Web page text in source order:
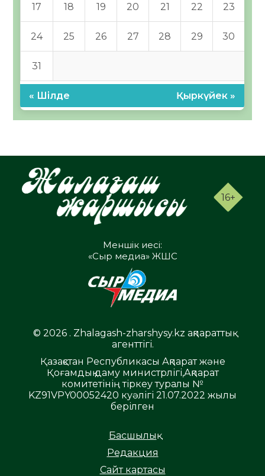
17 18 19 20 21 22 23
24 25 26 27 28 29 30
31
« Шілде Қыркүйек »
16+
Меншік иесі:
«Сыр медиа» ЖШС
© 2026 . Zhalagash-zharshysy.kz ақпараттық
агенттігі.
Қазақстан Республикасы Ақпарат және
Қоғамдық даму министрлігі,Ақпарат
комитетінің тіркеу туралы №
KZ91VPY00052420 куәлігі 21.07.2022 жылы
берілген
Басшылық
Редакция
Сайт картасы